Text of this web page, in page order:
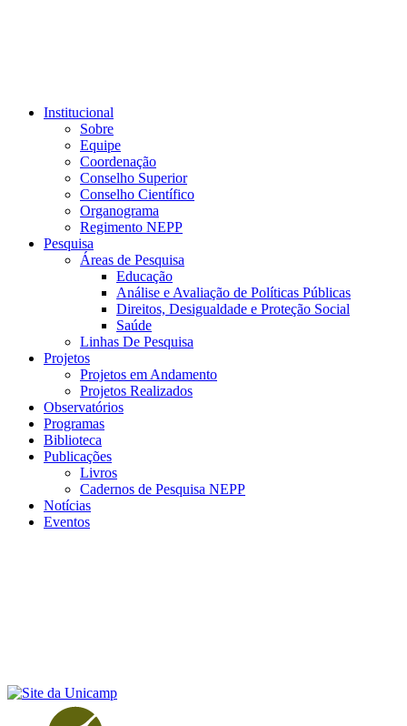
Institucional
Sobre
Equipe
Coordenação
Conselho Superior
Conselho Científico
Organograma
Regimento NEPP
Pesquisa
Áreas de Pesquisa
Educação
Análise e Avaliação de Políticas Públicas
Direitos, Desigualdade e Proteção Social
Saúde
Linhas De Pesquisa
Projetos
Projetos em Andamento
Projetos Realizados
Observatórios
Programas
Biblioteca
Publicações
Livros
Cadernos de Pesquisa NEPP
Notícias
Eventos